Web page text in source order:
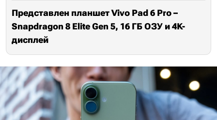
Представлен планшет Vivo Pad 6 Pro –
Snapdragon 8 Elite Gen 5, 16 ГБ ОЗУ и 4K-
дисплей